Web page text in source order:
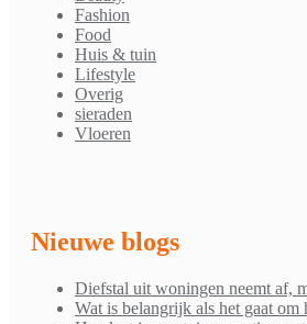
Fashion
Food
Huis & tuin
Lifestyle
Overig
sieraden
Vloeren
Nieuwe blogs
Diefstal uit woningen neemt af,
Wat is belangrijk als het gaat